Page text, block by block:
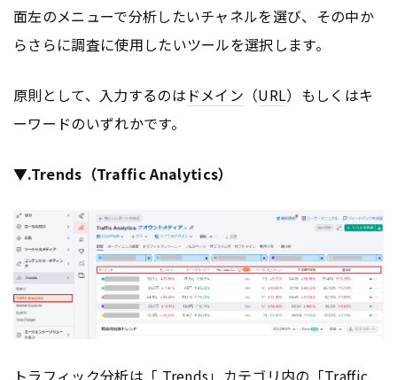
面左のメニューで分析したいチャネルを選び、その中か
らさらに調査に使用したいツールを選択します。
原則として、入力するのは ドメイン （URL）もしくはキ
ーワードのいずれかです。
▼.Trends（Traffic Analytics）
トラフィック分析は「.Trends」カテゴリ内の「Traffic